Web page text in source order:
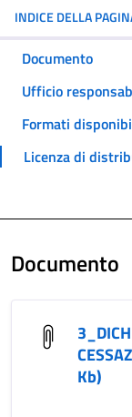
INDICE DELLA
Documento
Ufficio
Formati
Licenza di
Documento
Kb)